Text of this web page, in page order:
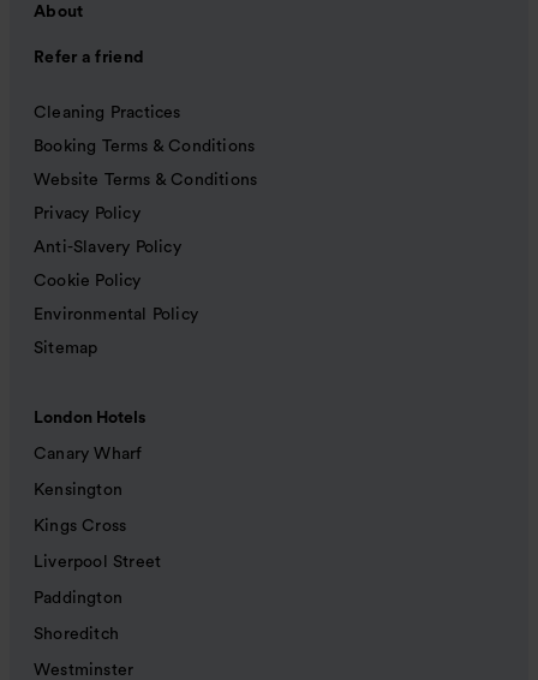
About
Refer a friend
Cleaning Practices
Booking Terms & Conditions
Website Terms & Conditions
Privacy Policy
Anti-Slavery Policy
Cookie Policy
Environmental Policy
Sitemap
London Hotels
Canary Wharf
Kensington
Kings Cross
Liverpool Street
Paddington
Shoreditch
Westminster